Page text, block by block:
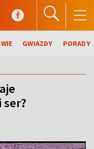
GWIAZDY PORADY
ser?